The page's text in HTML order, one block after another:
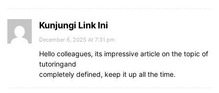
Kunjungi Link Ini
December 6, 2025 At 7:31 pm
Hello colleagues, its impressive article on the topic of
tutoringand
completely defined, keep it up all the time.